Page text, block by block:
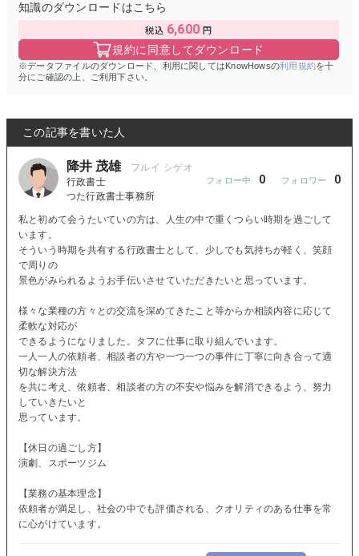
知識のダウンロードはこちら
6,600
規約に同意してダウンロード
データファイルのダウンロード、利用に関してはKnowHowsの利用規約を十
分にご確認の上、ご利用下さい。
この記事を書いた人
降井 茂雄
行政書士
つた行政書士事務所
0 0
私と初めて会うたいていの方は、人生の中で重くつらい時期を過ごして
います。
そういう時期を共有する行政書士として、少しでも気持ちが軽く、笑顔
で周りの
景色がみられるようお手伝いさせていただきたいと思っています。
様々な業種の方々との交流を深めてきたこと等からか相談内容に応じて
柔軟な対応が
できるようになりました。タフに仕事に取り組んでいます。
一人一人の依頼者、相談者の方や一つ一つの事件に丁寧に向き合って適
切な解決方法
を共に考え、依頼者、相談者の方の不安や悩みを解消できるよう、努力
していきたいと
思っています。
【休日の過ごし方】
演劇、スポーツジム
【業務の基本理念】
依頼者が満足し、社会の中でも評価される、クオリティのある仕事を常
に心がけています。